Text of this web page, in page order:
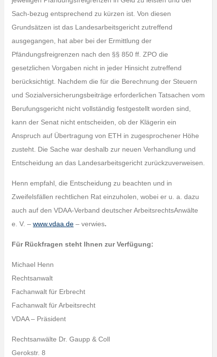
Sach-bezug entsprechend zu kürzen ist. Von diesen
Grundsätzen ist das Landesarbeitsgericht zutreffend
ausgegangen, hat aber bei der Ermittlung der
Pfändungsfreigrenzen nach den §§ 850 ff. ZPO die
gesetzlichen Vorgaben nicht in jeder Hinsicht zutreffend
berücksichtigt. Nachdem die für die Berechnung der Steuern
und Sozialversicherungsbeiträge erforderlichen Tatsachen vom
Berufungsgericht nicht vollständig festgestellt worden sind,
kann der Senat nicht entscheiden, ob der Klägerin ein
Anspruch auf Übertragung von ETH in zugesprochener Höhe
zusteht. Die Sache war deshalb zur neuen Verhandlung und
Entscheidung an das Landesarbeitsgericht zurückzuverweisen.
Henn empfahl, die Entscheidung zu beachten und in
Zweifelsfällen rechtlichen Rat einzuholen, wobei er u. a. dazu
auch auf den VDAA-Verband deutscher ArbeitsrechtsAnwälte
e. V. – www.vdaa.de– verwies.
Für Rückfragen steht Ihnen zur Verfügung:
Michael Henn
Rechtsanwalt
Fachanwalt für Erbrecht
Fachanwalt für Arbeitsrecht
VDAA – Präsident
Rechtsanwälte Dr. Gaupp & Coll
Gerokstr. 8